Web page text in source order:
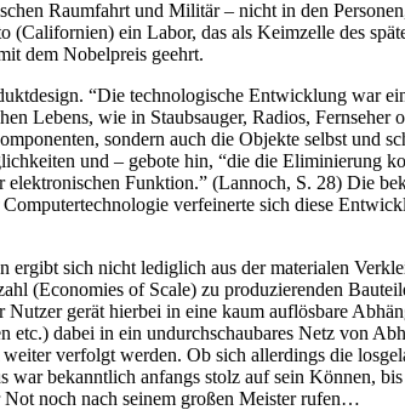
Raumfahrt und Militär – nicht in den
ein Labor, das als Keimzelle des
dem Nobelpreis geehrt.
“Die technologische Entwicklung war
Lebens, wie in Staubsauger, Radios,
sondern auch die Objekte selbst und
und – gebote hin, “die die Eliminierung
Funktion.” (Lannoch, S. 28) Die
verfeinerte sich diese
sich nicht lediglich aus der materialen
(Economies of Scale) zu produzierenden
gerät hierbei in eine kaum auflösbare
dabei in ein undurchschaubares Netz von
verfolgt werden. Ob sich allerdings die
war bekanntlich anfangs stolz auf sein Können,
noch nach seinem großen Meister rufen…